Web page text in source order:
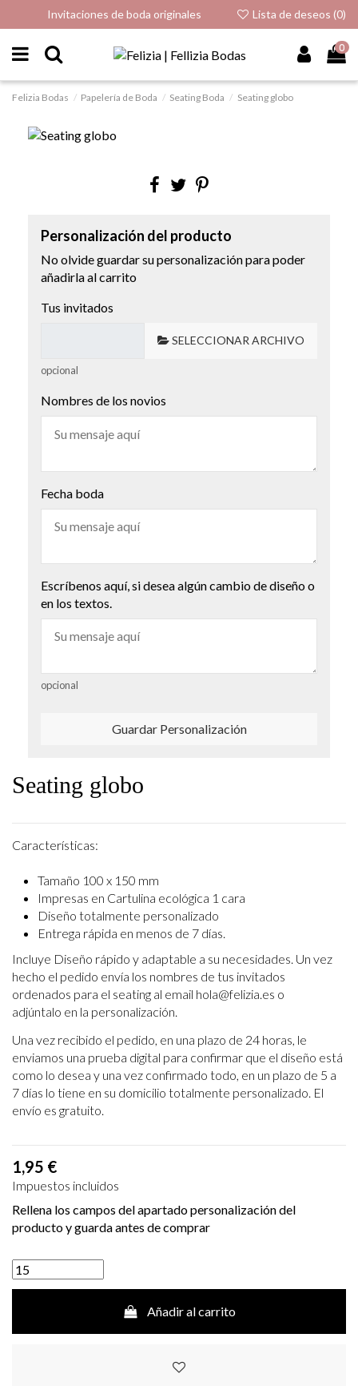
Invitaciones de boda originales Lista de deseos (0)
0
Felizia Bodas Papelería de Boda Seating Boda Seating globo
Personalización del producto
No olvide guardar su personalización para poder
añadirla al carrito
Tus invitados
SELECCIONAR ARCHIVO
opcional
Nombres de los novios
Fecha boda
Escríbenos aquí, si desea algún cambio de diseño o
en los textos.
opcional
Guardar Personalización
Seating globo
Características:
Tamaño 100 x 150 mm
Impresas en Cartulina ecológica 1 cara
Diseño totalmente personalizado
Entrega rápida en menos de 7 días.
Incluye Diseño rápido y adaptable a su necesidades. Un vez
hecho el pedido envía los nombres de tus invitados
ordenados para el seating al email hola@felizia.es o
adjúntalo en la personalización.
Una vez recibido el pedido, en una plazo de 24 horas, le
enviamos una prueba digital para confirmar que el diseño está
como lo desea y una vez confirmado todo, en un plazo de 5 a
7 días lo tiene en su domicilio totalmente personalizado. El
envío es gratuito.
1,95 €
Impuestos incluidos
Rellena los campos del apartado personalización del
producto y guarda antes de comprar
Añadir al carrito